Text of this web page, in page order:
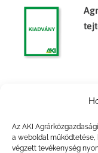
Az AKI
a weboldal
végzett tevékenység